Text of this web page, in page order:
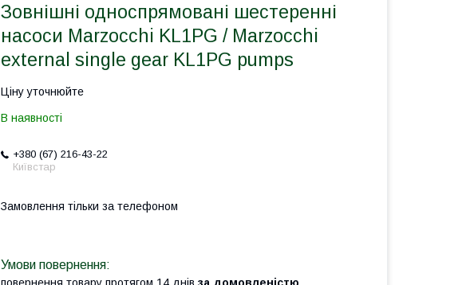
Зовнішні односпрямовані шестеренні
насоси Marzocchi KL1PG / Marzocchi
external single gear KL1PG pumps
Ціну уточнюйте
В наявності
+380 (67) 216-43-22
Київстар
Замовлення тільки за телефоном